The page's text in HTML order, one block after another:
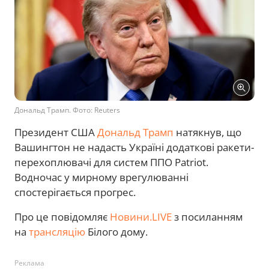
Дональд Трамп. Фото: Reuters
Президент СШАДональд Трамп натякнув, що
Вашингтон не надасть Україні додаткові ракети-
перехоплювачі для систем ППО Patriot.
Водночас у мирному врегулюванні
спостерігається прогрес.
Про це повідомляє Новини.LIVEз посиланням
на трансляцію Білого дому.
Реклама